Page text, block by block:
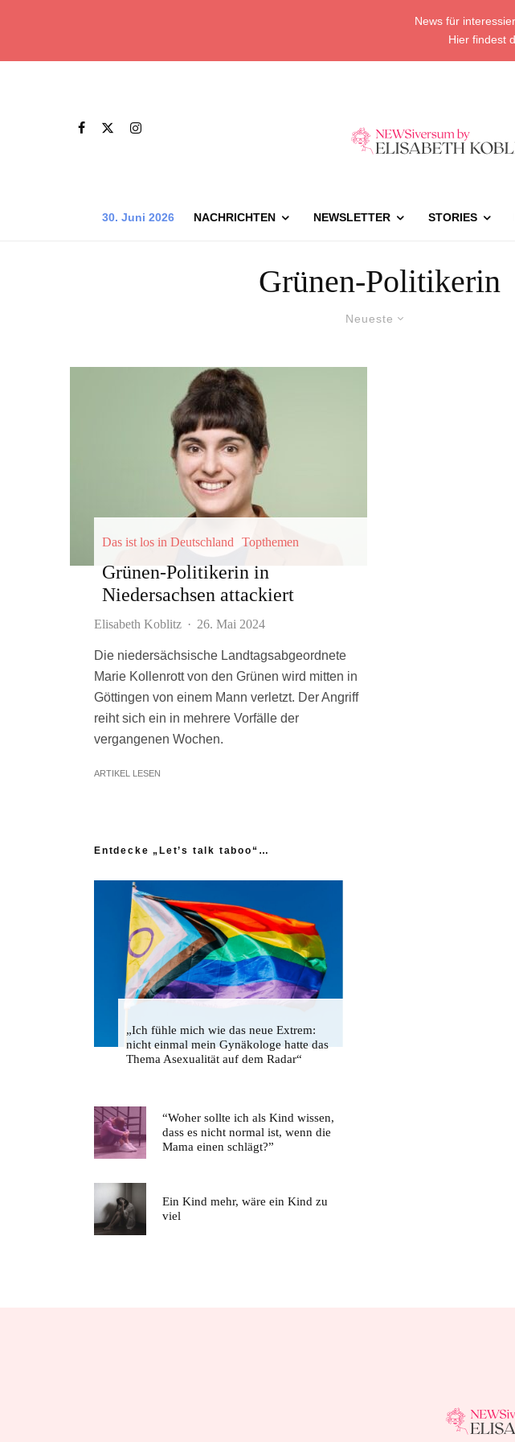
News für
Hier findest
30. Juni 2026 NACHRICHTEN NEWSLETTER STORIES
Grünen-Politikerin
Neueste
Das ist los in Deutschland Topthemen
Grünen-Politikerin in
Niedersachsen attackiert
Elisabeth Koblitz · 26. Mai 2024
Die niedersächsische Landtagsabgeordnete
Marie Kollenrott von den Grünen wird mitten in
Göttingen von einem Mann verletzt. Der Angriff
reiht sich ein in mehrere Vorfälle der
vergangenen Wochen.
ARTIKEL LESEN
Entdecke „Let’s talk taboo“…
„Ich fühle mich wie das neue Extrem:
nicht einmal mein Gynäkologe hatte das
Thema Asexualität auf dem Radar“
“Woher sollte ich als Kind wissen,
dass es nicht normal ist, wenn die
Mama einen schlägt?”
Ein Kind mehr, wäre ein Kind zu
viel